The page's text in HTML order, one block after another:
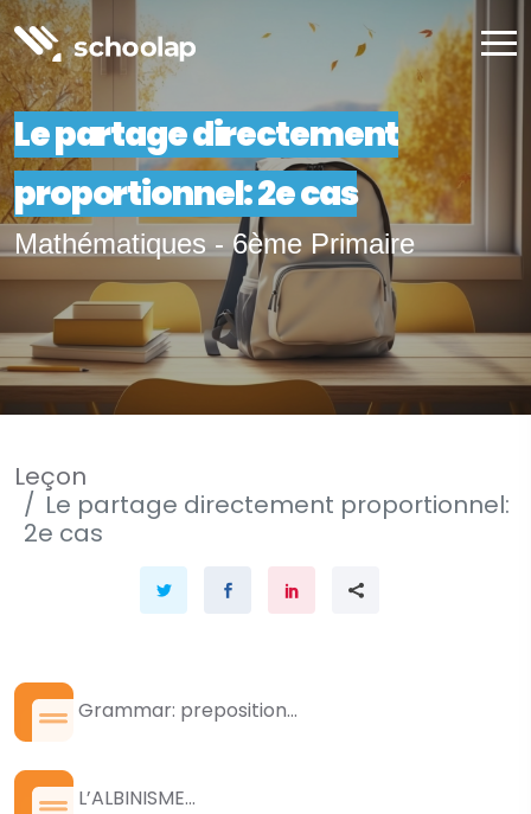
Le partage directement
proportionnel: 2e cas
Mathématiques - 6ème Primaire
Leçon
Le partage directement proportionnel:
2e cas
Grammar: preposition...
L’ALBINISME...